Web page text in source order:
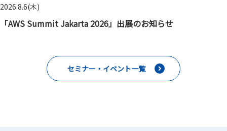
2026.8.6(木)
「AWS Summit Jakarta 2026」出展のお知らせ
セミナー・イベント一覧